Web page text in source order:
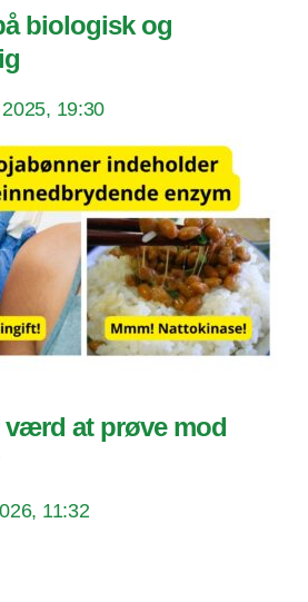
biologisk og
19:30
værd at prøve mod
11:32